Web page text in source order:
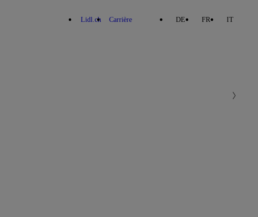
Lidl.ch Carrière DE FR IT